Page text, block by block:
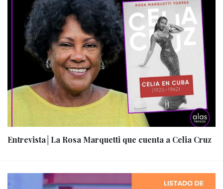
Entrevista│La Rosa Marquetti que cuenta a Celia Cruz